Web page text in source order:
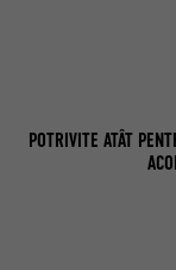
POTRIVITE ATÂT